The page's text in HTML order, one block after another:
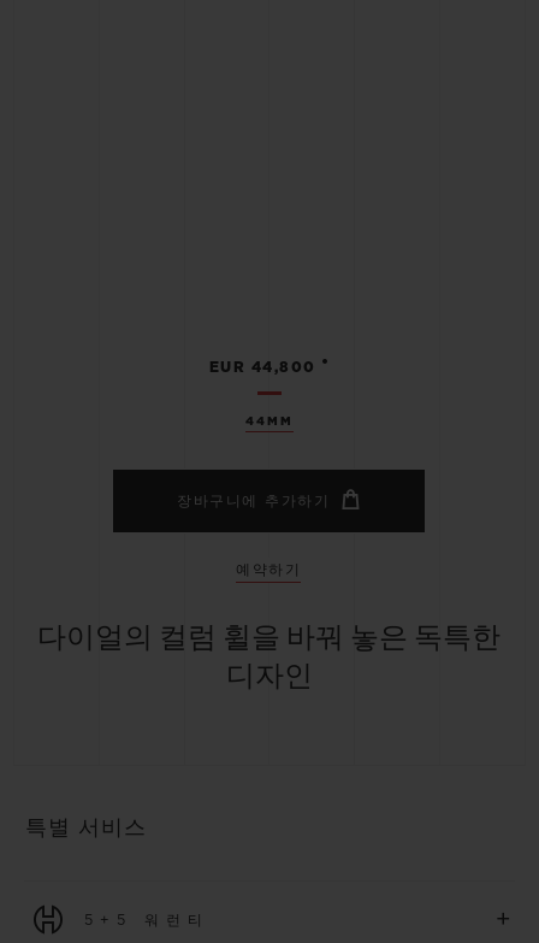
44MM
EUR 44,800 •
장바구니에 추가하기
예약하기
다이얼의 컬럼 휠을 바꿔 놓은 독특한
디자인
특별 서비스
5+5 워런티 +